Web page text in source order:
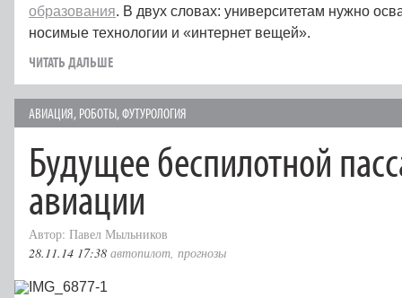
образования. В двух словах: университетам нужно
носимые технологии и «интернет вещей».
ЧИТАТЬ ДАЛЬШЕ
АВИАЦИЯ, РОБОТЫ,ФУТУРОЛОГИЯ
Будущее беспилотной
авиации
Автор: Павел Мыльников
28.11.14 17:38 автопилот прогнозы